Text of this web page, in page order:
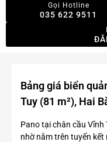
Gọi Hotline
035 622 9511
Bảng giá biển
Tuy (81 m²), Hai
Pano tại chân cầu
nhờ nằm trên tuyến